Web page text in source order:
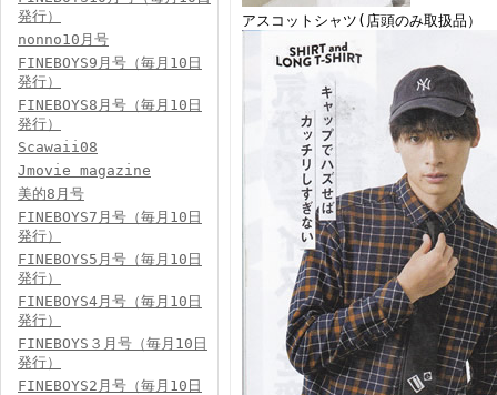
2024分バックナンバー
2023分バックナンバー
2022年分バックナンバー
2019年分バックナンバー
2018年分バックナンバー
2017年分バックナンバー
2016年分バックナンバー
2014年分バックナンバー
発行）
nonno10月号
FINEBOYS9月号（毎月10日
発行）
FINEBOYS8月号（毎月10日
発行）
Scawaii08
Jmovie magazine
美的8月号
FINEBOYS7月号（毎月10日
発行）
FINEBOYS5月号（毎月10日
発行）
FINEBOYS4月号（毎月10日
発行）
FINEBOYS３月号（毎月10日
発行）
FINEBOYS2月号（毎月10日
アスコットシャツ(店頭のみ取扱品